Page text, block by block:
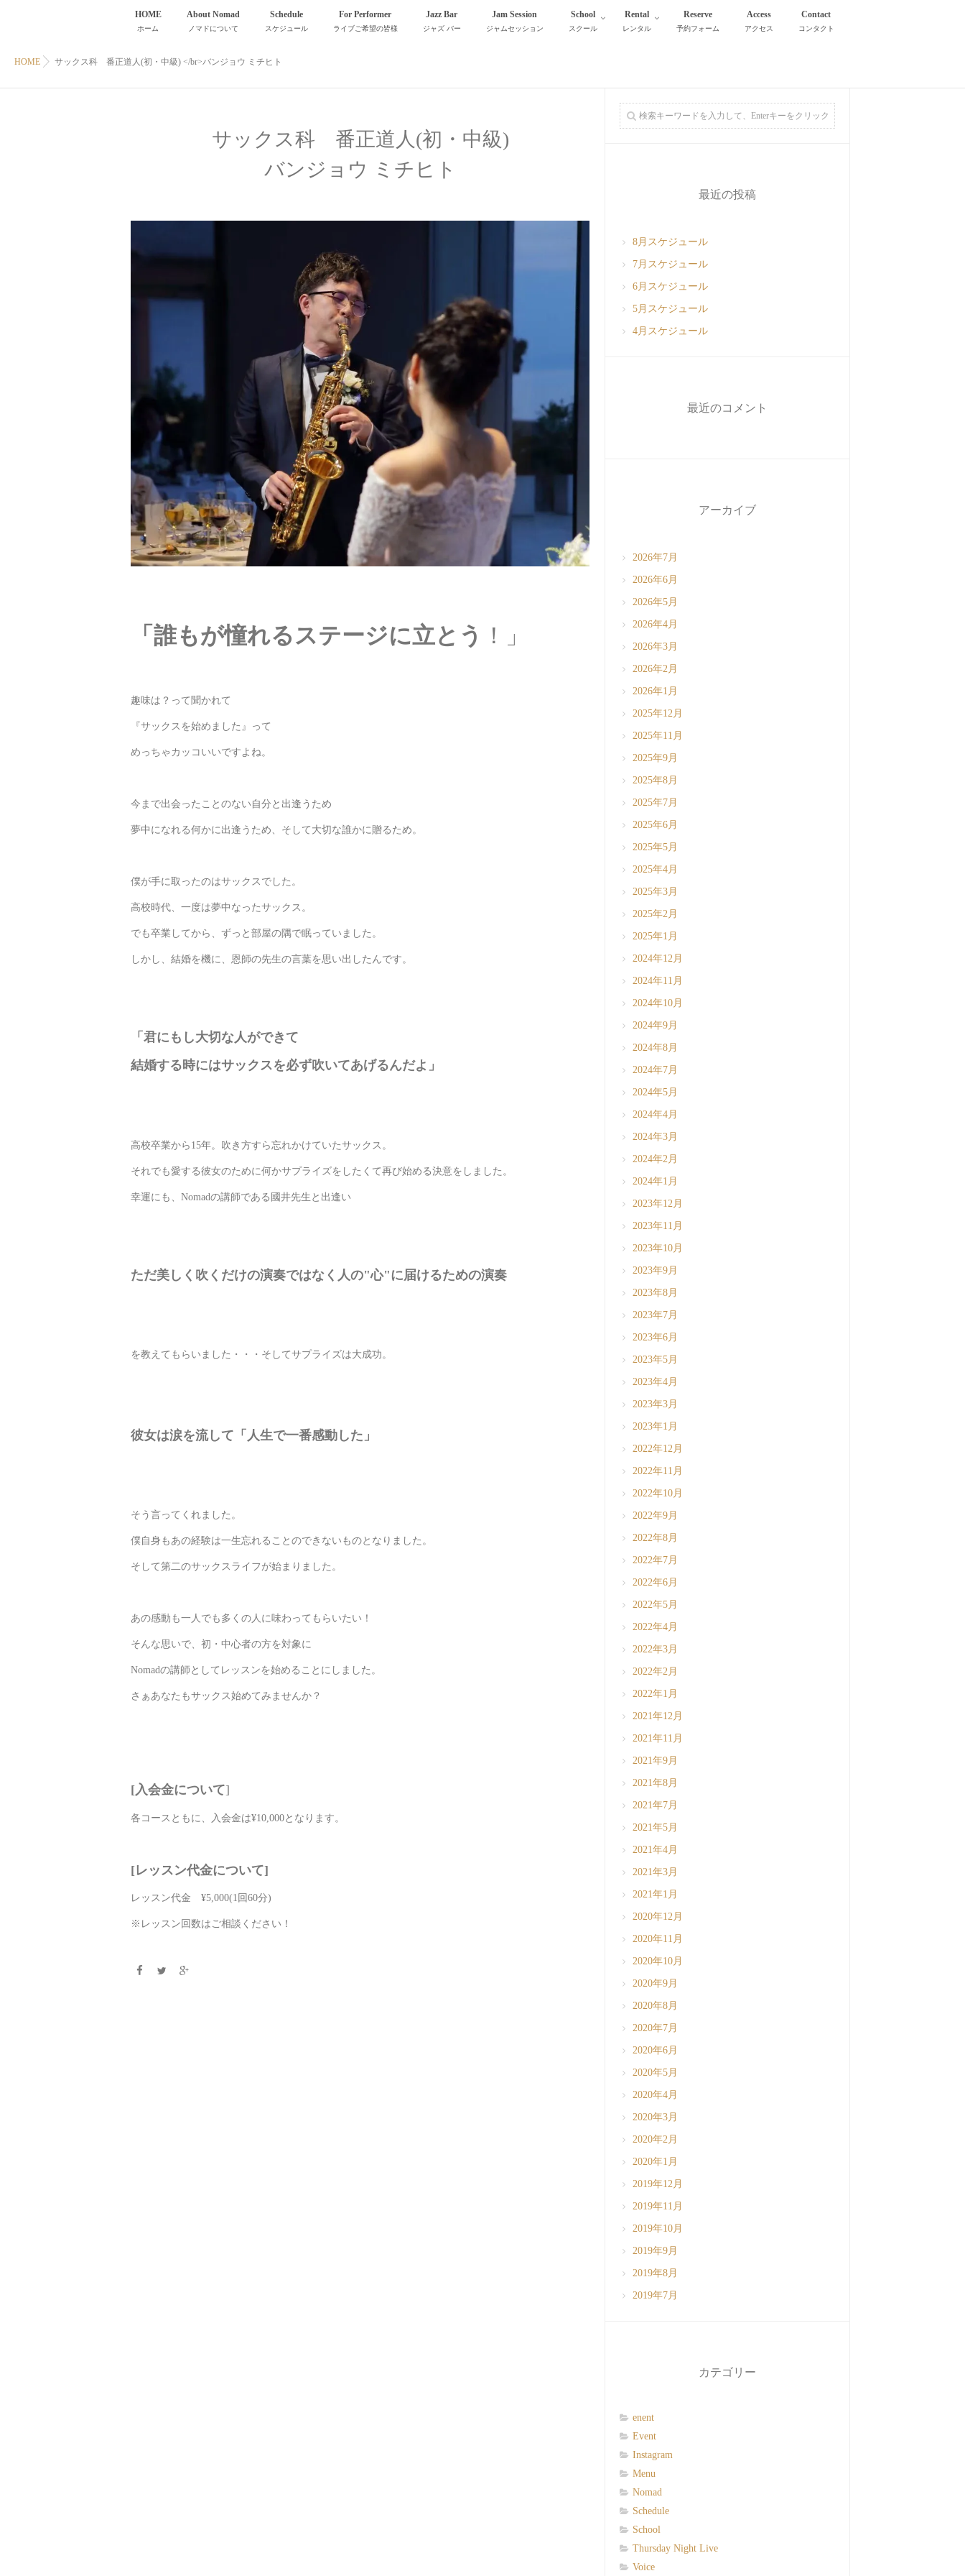
HOME
ホーム
About Nomad
ノマドについて
Schedule
スケジュール
For Performer
ライブご希望の皆様
Jazz Bar
ジャズ バー
Jam Session
ジャムセッション
School
スクール
Rental
レンタル
Reserve
予約フォーム
Access
アクセス
Contact
コンタクト
HOME サックス科 番正道人(初・中級) </br>バンジョウ ミチヒト
サックス科 番正道人(初・中級)
バンジョウ ミチヒト
「誰もが憧れるステージに立とう ！」
趣味は？って聞かれて
『サックスを始めました』って
めっちゃカッコいいですよね。
今まで出会ったことのない自分と出逢うため
夢中になれる何かに出逢うため、そして大切な誰かに贈るため。
僕が手に取ったのはサックスでした。
高校時代、一度は夢中なったサックス。
でも卒業してから、ずっと部屋の隅で眠っていました。
しかし、結婚を機に、恩師の先生の言葉を思い出したんです。
「君にもし大切な人ができて
結婚する時にはサックスを必ず吹いてあげるんだよ」
高校卒業から15年。吹き方すら忘れかけていたサックス。
それでも愛する彼女のために何かサプライズをしたくて再び始める決意をしました。
幸運にも、Nomadの講師である國井先生と出逢い
ただ美しく吹くだけの演奏ではなく人の"心"に届けるための演奏
を教えてもらいました・・・そしてサプライズは大成功。
彼女は涙を流して「人生で一番感動した」
そう言ってくれました。
僕自身もあの経験は一生忘れることのできないものとなりました。
そして第二のサックスライフが始まりました。
あの感動も一人でも多くの人に味わってもらいたい！
そんな思いで、初・中心者の方を対象に
Nomadの講師としてレッスンを始めることにしました。
さぁあなたもサックス始めてみませんか？
[入会金について]
各コースともに、入会金は¥10,000となります。
[レッスン代金について]
レッスン代金 ¥5,000(1回60分)
※レッスン回数はご相談ください！
最近の投稿
8月スケジュール
7月スケジュール
6月スケジュール
5月スケジュール
4月スケジュール
最近のコメント
アーカイブ
2026年7月
2026年6月
2026年5月
2026年4月
2026年3月
2026年2月
2026年1月
2025年12月
2025年11月
2025年9月
2025年8月
2025年7月
2025年6月
2025年5月
2025年4月
2025年3月
2025年2月
2025年1月
2024年12月
2024年11月
2024年10月
2024年9月
2024年8月
2024年7月
2024年5月
2024年4月
2024年3月
2024年2月
2024年1月
2023年12月
2023年11月
2023年10月
2023年9月
2023年8月
2023年7月
2023年6月
2023年5月
2023年4月
2023年3月
2023年1月
2022年12月
2022年11月
2022年10月
2022年9月
2022年8月
2022年7月
2022年6月
2022年5月
2022年4月
2022年3月
2022年2月
2022年1月
2021年12月
2021年11月
2021年9月
2021年8月
2021年7月
2021年5月
2021年4月
2021年3月
2021年1月
2020年12月
2020年11月
2020年10月
2020年9月
2020年8月
2020年7月
2020年6月
2020年5月
2020年4月
2020年3月
2020年2月
2020年1月
2019年12月
2019年11月
2019年10月
2019年9月
2019年8月
2019年7月
カテゴリー
enent
Event
Instagram
Menu
Nomad
Schedule
School
Thursday Night Live
Voice